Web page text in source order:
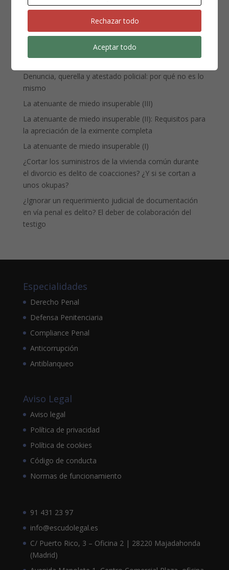
Uncategorized
Denuncia, querella y atestado policial: por qué no es lo
mismo
La atenuante de miedo insuperable (III)
La atenuante de miedo insuperable (II): Requisitos para
la apreciación de la eximente completa
La atenuante de miedo insuperable (I)
¿Cortar los suministros de la vivienda común durante
el divorcio es delito de coacciones? ¿Y si se cortan a
unos okupas?
¿Ignorar un requerimiento judicial de documentación
en vía penal es delito? El deber de colaboración del
testigo
Especialidades
Derecho Penal
Defensa Penitenciaria
Compliance Penal
Anticorrupción
Antiblanqueo
Aviso Legal
Aviso legal
Política de privacidad
Política de cookies
Código de conducta
Normas de funcionamiento
91 431 23 97
info@escudolegal.es
C/ Puerto Rico, 3 – Oficina 2 | 28220 Majadahonda
(Madrid)
Rechazar todo
Aceptar todo